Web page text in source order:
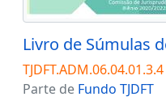
Livro de Súmulas
TJDFT.ADM.06.04.01.3.4
Parte de Fundo TJDFT